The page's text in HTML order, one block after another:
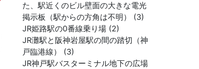
た、駅近くのビル壁面の大きな電光
掲示板（駅からの方角は不明） (3)
JR姫路駅の0番線乗り場 (2)
JR灘駅と阪神岩屋駅の間の踏切（神
戸臨港線） (3)
JR神戸駅バスターミナル地下の広場